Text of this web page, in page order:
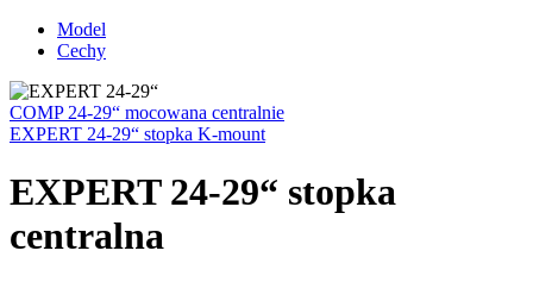
Model
Cechy
COMP 24-29“ mocowana centralnie
EXPERT 24-29“ stopka K-mount
EXPERT 24-29“ stopka
centralna